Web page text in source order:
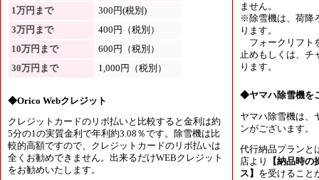
1万円まで
300円(税別)
3万円まで
400円（税別）
10万円まで
600円（税別）
30万円まで
1,000円（税別）
◆Orico Webクレジット
クレジットカードのリボ払いと比較すると金利は約
5分の1の実質金利で年利約3.08％です。除雪機は比
較的高額ですので、クレジットカードのリボ払いは
全くお勧めできません。出来るだけWEBクレジット
をお勧めいたします。
ません。
※除雪機は、荷降
ります。
フォークリフト
止めもしくは、チ
ります。
◆ヤマハ除雪機を
ヤマハ除雪機は、
ンがございます。
代行納品プランと
店より
【納品時
ス】 を受けること